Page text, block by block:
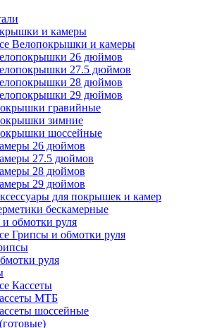
и камеры
Велопокрышки и камеры
26 дюймов
27.5 дюймов
28 дюймов
29 дюймов
гравийные
зимние
шоссейные
26 дюймов
27.5 дюймов
28 дюймов
29 дюймов
для покрышек и камер
бескамерные
обмотки руля
Грипсы и обмотки руля
руля
Кассеты
МТБ
шоссейные